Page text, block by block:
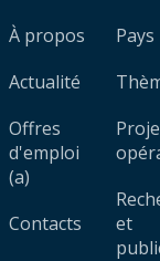
À propos
Actualité
Offres
d'emploi
(a)
Contacts
Pays
et